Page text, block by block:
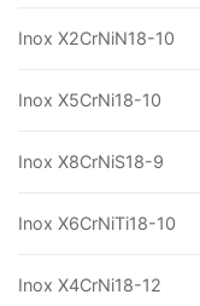
Inox X2CrNiN18-10
Inox X5CrNi18-10
Inox X8CrNiS18-9
Inox X6CrNiTi18-10
Inox X4CrNi18-12